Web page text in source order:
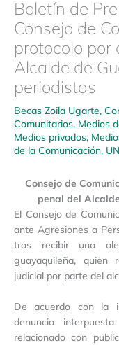
Boletín de
Consejo de
protocolo por
Alcalde de
periodistas
Becas Zoila Ugarte,
Comunitarios, Medios
Medios privados,
de la Comunicación,
Consejo de
penal del
El Consejo de
ante Agresiones a
tras recibir una
guayaquileña, quien
judicial por parte del
De acuerdo con la
denuncia
relacionado con